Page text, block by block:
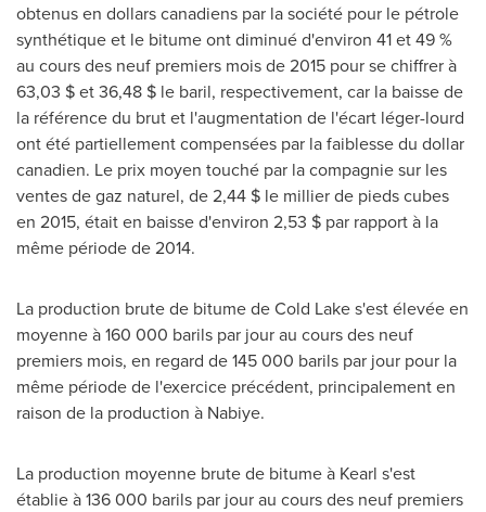
obtenus en dollars canadiens par la société pour le pétrole
synthétique et le bitume ont diminué d'environ 41 et 49 %
au cours des neuf premiers mois de 2015 pour se chiffrer à
63,03 $ et 36,48 $ le baril, respectivement, car la baisse de
la référence du brut et l'augmentation de l'écart léger-lourd
ont été partiellement compensées par la faiblesse du dollar
canadien. Le prix moyen touché par la compagnie sur les
ventes de gaz naturel, de 2,44 $ le millier de pieds cubes
en 2015, était en baisse d'environ 2,53 $ par rapport à la
même période de 2014.
La production brute de bitume deCold Lakes'est élevée en
moyenne à 160 000 barils par jour au cours des neuf
premiers mois, en regard de 145 000 barils par jour pour la
même période de l'exercice précédent, principalement en
raison de la production à Nabiye.
La production moyenne brute de bitume à Kearl s'est
établie à 136 000 barils par jour au cours des neuf premiers